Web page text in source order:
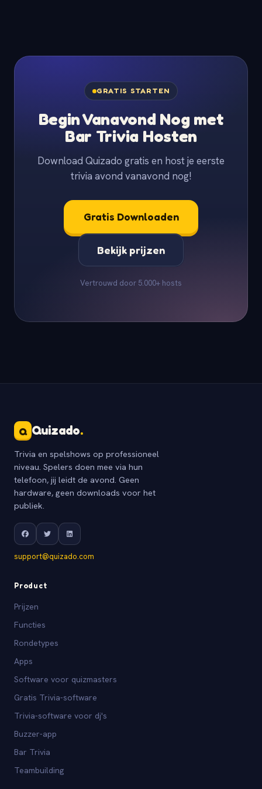
GRATIS STARTEN
Begin Vanavond Nog met
Bar Trivia Hosten
Download Quizado gratis en host je eerste
trivia avond vanavond nog!
Gratis Downloaden
Bekijk prijzen
Vertrouwd door 5.000+ hosts
Q Quizado.
Trivia en spelshows op professioneel
niveau. Spelers doen mee via hun
telefoon, jij leidt de avond. Geen
hardware, geen downloads voor het
publiek.
support@quizado.com
Product
Prijzen
Functies
Rondetypes
Apps
Software voor quizmasters
Gratis Trivia-software
Trivia-software voor dj's
Buzzer-app
Bar Trivia
Teambuilding